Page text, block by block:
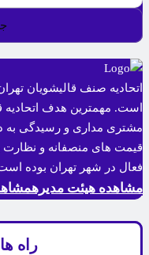
است. مهمترین هدف اتحادیه
مشتری مداری و رسیدگی به
قیمت های منصفانه و
فعال در شهر تهران بوده
مشاهده هیئت مدیره
راه